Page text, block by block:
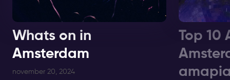
Whats on in
Amsterdam
november 20, 2024
Top 10